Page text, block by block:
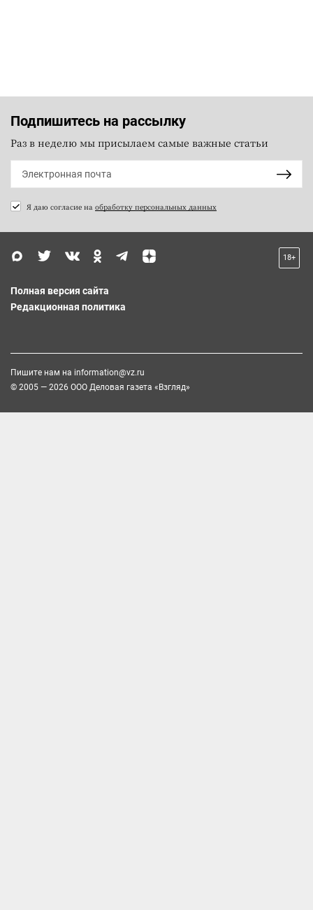
Подпишитесь на рассылку
Раз в неделю мы присылаем самые важные статьи
Я даю согласие на обработку персональных данных
18+
Полная версия сайта
Редакционная политика
Пишите нам на information@vz.ru
© 2005 — 2026 ООО Деловая газета «Взгляд»